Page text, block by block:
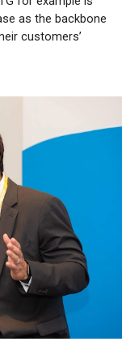
as the backbone
customers’